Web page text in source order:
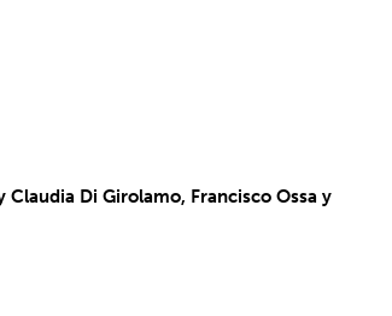
Claudia Di Girolamo, Francisco Ossa y